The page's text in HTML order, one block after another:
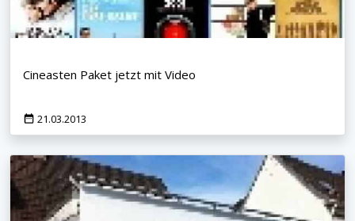
Cineasten Paket jetzt mit Video
21.03.2013